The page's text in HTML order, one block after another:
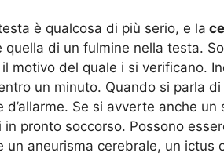
è qualcosa di più serio, e la
di un fulmine nella testa.
motivo del quale i si verificano.
un minuto. Quando si parla
Se si avverte anche un
pronto soccorso. Possono
aneurisma cerebrale, un ictus